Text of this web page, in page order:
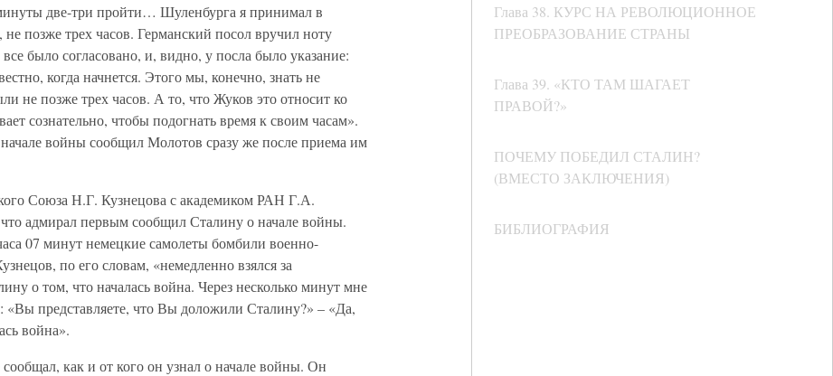
Глава 38. КУРС НА РЕВОЛЮЦИОННОЕ
ПРЕОБРАЗОВАНИЕ СТРАНЫ
Глава 39. «КТО ТАМ ШАГАЕТ
ПРАВОЙ?»
ПОЧЕМУ ПОБЕДИЛ СТАЛИН?
(ВМЕСТО ЗАКЛЮЧЕНИЯ)
БИБЛИОГРАФИЯ
две-три пройти… Шуленбурга я принимал в
позже трех часов. Германский посол вручил ноту
было согласовано, и, видно, у посла было указание:
когда начнется. Этого мы, конечно, знать не
позже трех часов. А то, что Жуков это относит ко
сознательно, чтобы подогнать время к своим часам».
войны сообщил Молотов сразу же после приема им
Союза Н.Г. Кузнецова с академиком РАН Г.А.
адмирал первым сообщил Сталину о начале войны.
07 минут немецкие самолеты бомбили военно-
по его словам, «немедленно взялся за
о том, что началась война. Через несколько минут мне
представляете, что Вы доложили Сталину?» – «Да,
война».
как и от кого он узнал о начале войны. Он